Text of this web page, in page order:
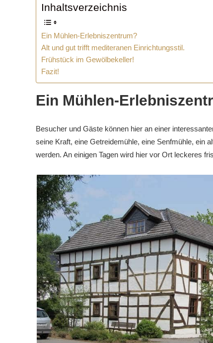
Inhaltsverzeichnis
Ein Mühlen-Erlebniszentrum?
Alt und gut trifft mediteranen Einrichtungsstil.
Frühstück im Gewölbekeller!
Fazit!
Ein Mühlen-
Besucher und Gäste können hier an einer
seine Kraft, eine Getreidemühle, eine Senfmühle, ein
werden. An einigen Tagen wird hier vor Ort leckeres